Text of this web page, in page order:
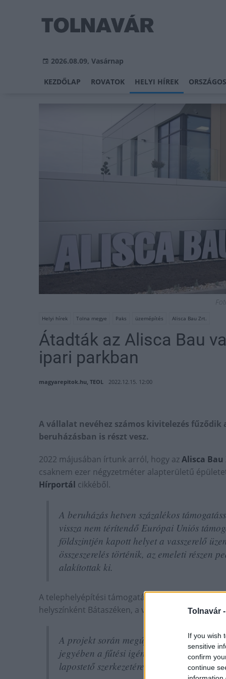
Tolnavár -
If you wish
sensitive
confirm
continue
2026.08.09, Vasárnap
KEZDŐLAP ROVATOK HELYI HÍREK
Helyi hírek Tolna megye Paks üzemépítés Alisca Bau Zrt.
Átadták az Alisca Bau
ipari parkban
magyarepitok.hu, TEOL 2022.12.15. 12:00
A vállalat nevéhez számos kivitelezés fűződik
beruházásban is részt vesz.
2022 májusában írtunk arról, hogy azAlisca Bau
csaknem ezer négyzetméter alapterületű
Hírportál cikkéből.
A beruházás hetven százalékos
vissza nem térítendő Európai Uniós
földszintjén kapott helyet a vasszerelő
összeszerelés történik, az emeleti részen
alakítottak ki.
A telephelyépítési támogatás részét képezte az
helyszínként Bátaszéken, a vállalat bejegyzett
A projekt során megújuló energiaforrást
jegyében a fűtési igényt két 14 kilowattos
lapostető szerkezetére pedig napelemes